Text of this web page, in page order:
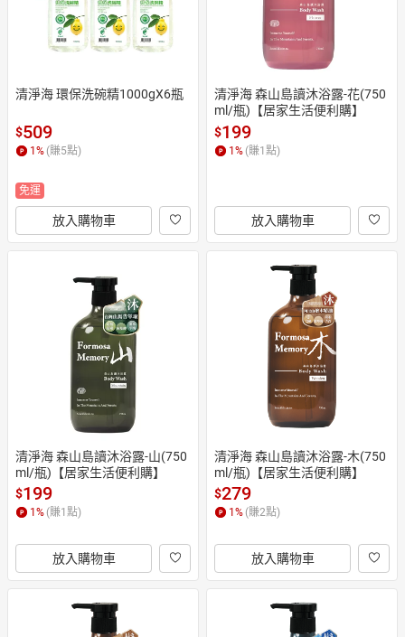
清淨海 環保洗碗精1000gX6瓶
$509
1% (賺5點)
免運
放入購物車
清淨海 森山島讀沐浴露-花(750
ml/瓶)【居家生活便利購】
$199
1% (賺1點)
放入購物車
清淨海 森山島讀沐浴露-山(750
ml/瓶)【居家生活便利購】
$199
1 % (賺1 點)
放入購物車
清淨海 森山島讀沐浴露-木(750
ml/瓶)【居家生活便利購】
$279
1 % (賺2點)
放入購物車